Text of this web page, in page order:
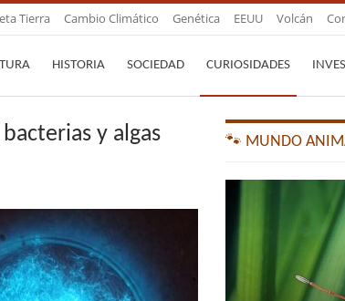
Tierra Cambio Climático Genética EEUU Volcán
HISTORIA SOCIEDAD CURIOSIDADES
y algas 🐾 MUNDO